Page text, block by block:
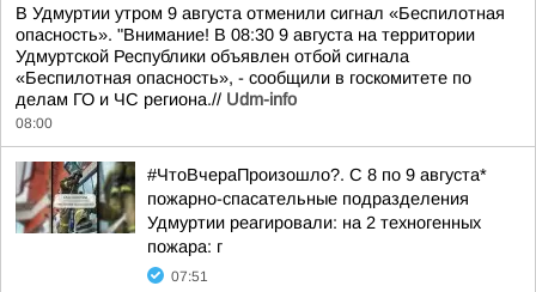
В Удмуртии утром 9 августа отменили сигнал «Беспилотная
опасность». "Внимание! В 08:30 9 августа на территории
Удмуртской Республики объявлен отбой сигнала
«Беспилотная опасность», - сообщили в госкомитете по
делам ГО и ЧС региона.// Udm-info
08:00
#ЧтоВчераПроизошло?. С 8 по 9 августа*
пожарно-спасательные подразделения
Удмуртии реагировали: на 2 техногенных
пожара: г
07:51